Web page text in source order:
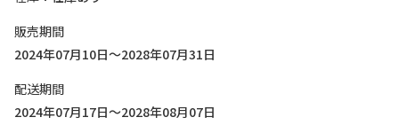
販売期間
2024年07月10日～2028年07月31日
配送期間
2024年07月17日～2028年08月07日